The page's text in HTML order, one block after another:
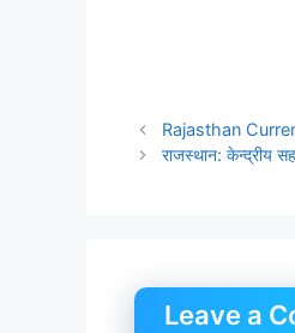
Rajasthan
राजस्थान: केन्द्रीय
Leave a